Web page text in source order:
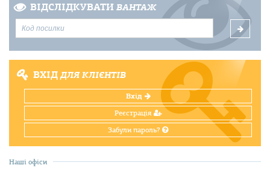
ВІДСЛІДКУВАТИ ВАНТАЖ
ВХІДДЛЯ КЛІЄНТІВ
Вхід
Реєстрація
Забули пароль?
Наші офіси